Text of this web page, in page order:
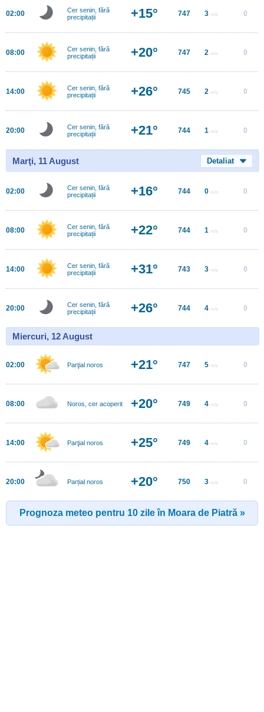
02:00
Cer senin, fără
precipitații
+15° 747 3 m/s 0
08:00
Cer senin, fără
precipitații
+20° 747 2 m/s 0
14:00
Cer senin, fără
precipitații
+26° 745 2 m/s 0
20:00
Cer senin, fără
precipitații
+21° 744 1 m/s 0
Marţi, 11 August Detaliat
02:00
Cer senin, fără
precipitații
+16° 744 0 m/s 0
08:00
Cer senin, fără
precipitații
+22° 744 1 m/s 0
14:00
Cer senin, fără
precipitații
+31° 743 3 m/s 0
20:00
Cer senin, fără
precipitații
+26° 744 4 m/s 0
Miercuri, 12 August
02:00 Parţial noros +21° 747 5 m/s 0
08:00 Noros, cer acoperit +20° 749 4 m/s 0
14:00 Parţial noros +25° 749 4 m/s 0
20:00 Parțial noros +20° 750 3 m/s 0
Prognoza meteo pentru 10 zile în Moara de Piatră »